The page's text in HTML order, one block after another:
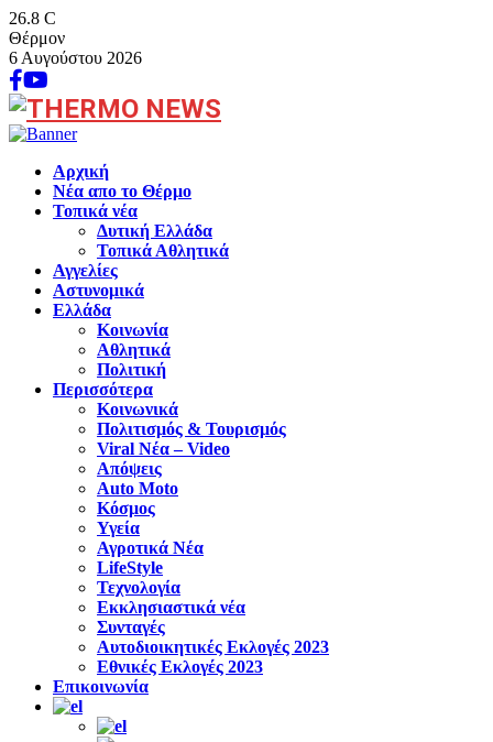
26.8 C
Θέρμον
6 Αυγούστου 2026
Facebook
Αρχική
Νέα απο το Θέρμο
Τοπικά νέα
Δυτική Ελλάδα
Τοπικά Αθλητικά
Αγγελίες
Αστυνομικά
Ελλάδα
Κοινωνία
Αθλητικά
Πολιτική
Περισσότερα
Κοινωνικά
Πολιτισμός & Τουρισμός
Viral Νέα – Video
Απόψεις
Auto Moto
Κόσμος
Υγεία
Αγροτικά Νέα
LifeStyle
Τεχνολογία
Εκκλησιαστικά νέα
Συνταγές
Αυτοδιοικητικές Εκλογές 2023
Εθνικές Εκλογές 2023
Επικοινωνία